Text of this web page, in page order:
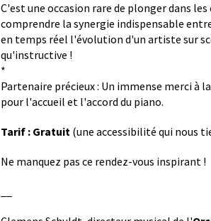
C'est une occasion rare de plonger dans
comprendre la synergie indispensable
en temps réel l'évolution d'un artiste sur
qu'instructive !
*
Partenaire précieux : Un immense merci à
pour l'accueil et l'accord du piano.
Tarif : Gratuit (une accessibilité qui nous
Ne manquez pas ce rendez-vous inspirant !